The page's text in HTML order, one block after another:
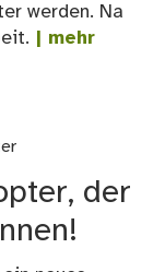
werden. Na
| mehr
der